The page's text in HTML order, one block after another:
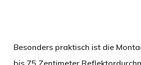
Besonders praktisch ist die